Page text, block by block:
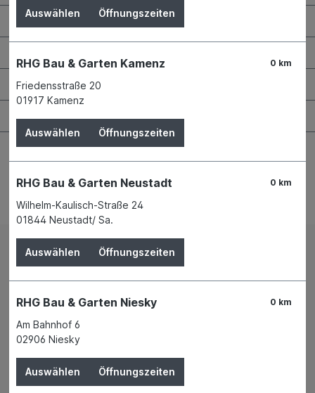
Wissenswertes
Bauen & Renovieren
Bestellung widerrufen
Impressum
Versand und Zahlungsbedingungen
Widerrufsrecht
Datenschutz
News
* Alle Preise inkl. gesetzl. Mehrwertsteuer zzgl.
Versandkostenund ggf. Nachnahmegebühren, wenn nicht
anders angegeben.
Auswählen Öffnungszeiten
0 km
RHG Bau & Garten Kamenz
Friedensstraße 20
01917 Kamenz
Auswählen Öffnungszeiten
0 km
RHG Bau & Garten Neustadt
Wilhelm-Kaulisch-Straße 24
01844 Neustadt/ Sa.
Auswählen Öffnungszeiten
0 km
RHG Bau & Garten Niesky
Am Bahnhof 6
02906 Niesky
Auswählen Öffnungszeiten